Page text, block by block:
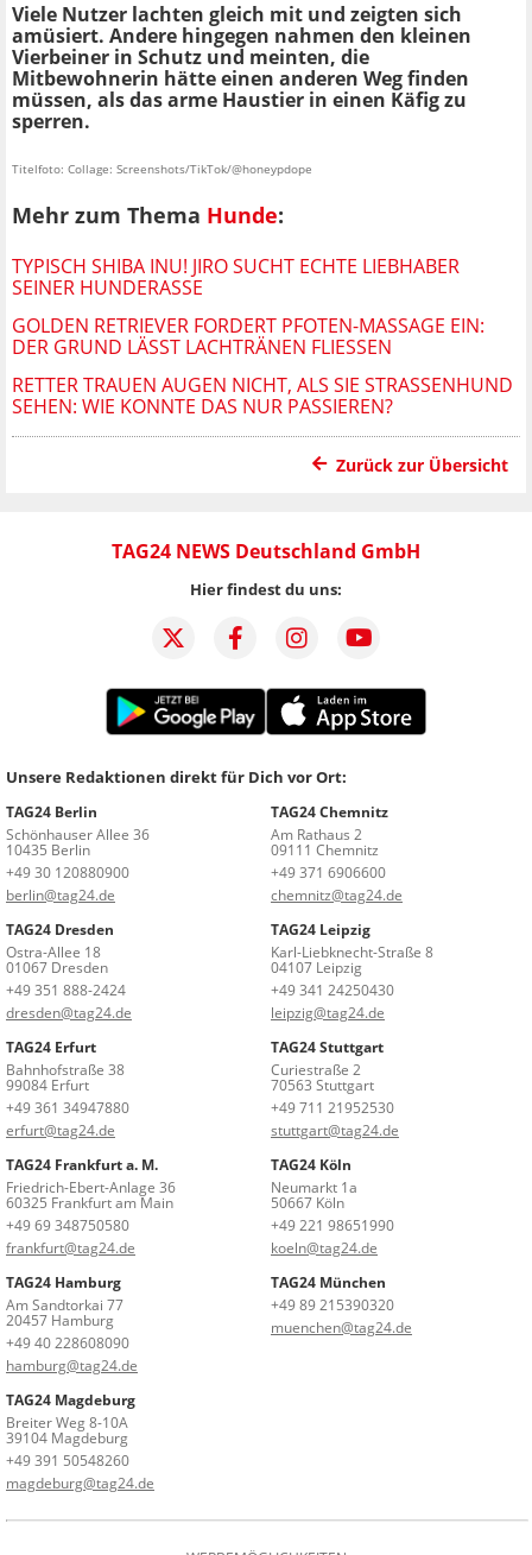
Viele Nutzer lachten gleich mit und zeigten sich
amüsiert. Andere hingegen nahmen den kleinen
Vierbeiner in Schutz und meinten, die
Mitbewohnerin hätte einen anderen Weg finden
müssen, als das arme Haustier in einen Käfig zu
sperren.
Titelfoto: Collage: Screenshots/TikTok/@honeypdope
Mehr zum Thema Hunde:
TYPISCH SHIBA INU! JIRO SUCHT ECHTE LIEBHABER
SEINER HUNDERASSE
GOLDEN RETRIEVER FORDERT PFOTEN-MASSAGE EIN:
DER GRUND LÄSST LACHTRÄNEN FLIESSEN
RETTER TRAUEN AUGEN NICHT, ALS SIE STRASSENHUND S
EHEN: WIE KONNTE DAS NUR PASSIEREN?
Zurück zur Übersicht
TAG24 NEWS Deutschland GmbH
Hier findest du uns:
Unsere Redaktionen direkt für Dich vor Ort:
TAG24 Berlin
Schönhauser Allee 36
10435 Berlin
+49 30 120880900
berlin@tag24.de
TAG24 Chemnitz
Am Rathaus 2
09111 Chemnitz
+49 371 6906600
chemnitz@tag24.de
TAG24 Dresden
Ostra-Allee 18
01067 Dresden
+49 351 888-2424
dresden@tag24.de
TAG24 Leipzig
Karl-Liebknecht-Straße 8
04107 Leipzig
+49 341 24250430
leipzig@tag24.de
TAG24 Erfurt
Bahnhofstraße 38
99084 Erfurt
+49 361 34947880
erfurt@tag24.de
TAG24 Stuttgart
Curiestraße 2
70563 Stuttgart
+49 711 21952530
stuttgart@tag24.de
TAG24 Frankfurt a. M.
Friedrich-Ebert-Anlage 36
60325 Frankfurt am Main
+49 69 348750580
frankfurt@tag24.de
TAG24 Köln
Neumarkt 1a
50667 Köln
+49 221 98651990
koeln@tag24.de
TAG24 Hamburg
Am Sandtorkai 77
20457 Hamburg
+49 40 228608090
hamburg@tag24.de
TAG24 München
+49 89 215390320
muenchen@tag24.de
TAG24 Magdeburg
Breiter Weg 8-10A
39104 Magdeburg
+49 391 50548260
magdeburg@tag24.de